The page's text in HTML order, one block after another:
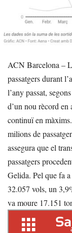
ACN Barcelona –
passatgers durant
l’any passat,
d’un nou rècord en
continuï en
milions de
assegura que el
passatgers
Gelida. Pel que fa
32.057 vols, un
va moure 17.151